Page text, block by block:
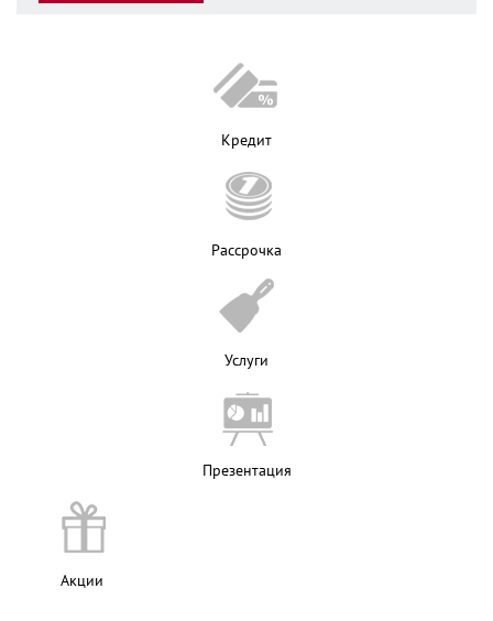
Кредит
Рассрочка
Услуги
Презентация
Акции